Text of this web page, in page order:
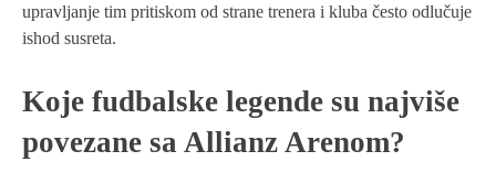
upravljanje tim pritiskom od strane trenera i kluba često odlučuje
ishod susreta.
Koje fudbalske legende su najviše
povezane sa Allianz Arenom?